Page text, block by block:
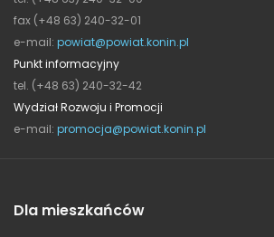
fax (+48 63) 240-32-01
e-mail: powiat@powiat.konin.pl
Punkt informacyjny
tel. (+48 63) 240-32-42
Wydział Rozwoju i Promocji
e-mail: promocja@powiat.konin.pl
Dla mieszkańców